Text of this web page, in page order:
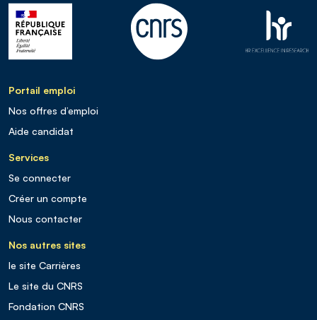
Portail emploi
Nos offres d’emploi
Aide candidat
Services
Se connecter
Créer un compte
Nous contacter
Nos autres sites
le site Carrières
Le site du CNRS
Fondation CNRS